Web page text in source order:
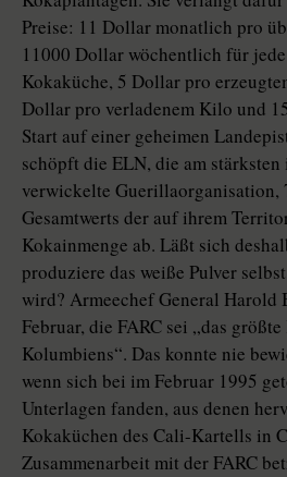
Preise: 11 Dollar monatlich pro
11000 Dollar wöchentlich für
Kokaküche, 5 Dollar pro
Dollar pro verladenem Kilo und
Start auf einer geheimen
schöpft die ELN, die am
verwickelte Guerillaorganisation,
Gesamtwerts der auf ihrem
Kokainmenge ab. Läßt sich
produziere das weiße Pulver
wird? Armeechef General Harold
Februar, die FARC sei „das
Kolumbiens“. Das konnte nie
wenn sich bei im Februar 1995
Unterlagen fanden, aus denen
Kokaküchen des Cali-Kartells in
Zusammenarbeit mit der FARC